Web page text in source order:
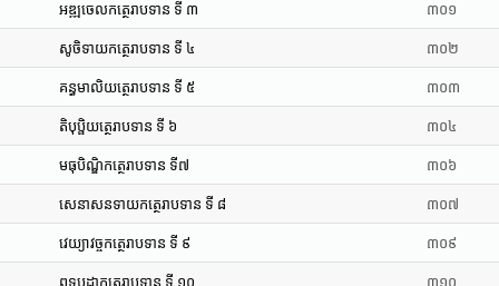
អឌ្ឍចេលកត្ថេរាបទាន ទី ៣ ៣០១
សូចិទាយកត្ថេរាបទាន ទី ៤ ៣០២
គន្ធមាលិយត្ថេរាបទាន ទី ៥ ៣០៣
តិបុប្ផិយត្ថេរាបទាន ទី ៦ ៣០៤
មធុបិណ្ឌិកត្ថេរាបទាន ទី៧ ៣០៦
សេនាសនទាយកត្ថេរាបទាន ទី ៨ ៣០៧
វេយ្យាវច្ចកត្ថេរាបទាន ទី ៩ ៣០៩
ពុទ្ធុបដ្ឋាកត្ថេរាបទាន ទី ១០ ៣១០